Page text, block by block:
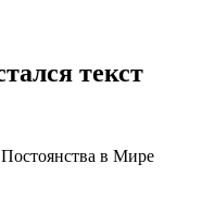
текст
в Мире